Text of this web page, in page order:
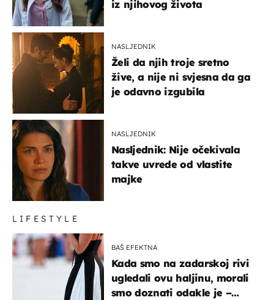
iz njihovog života
NASLJEDNIK
Želi da njih troje sretno
žive, a nije ni svjesna da ga
je odavno izgubila
NASLJEDNIK
Nasljednik: Nije očekivala
takve uvrede od vlastite
majke
LIFESTYLE
BAŠ EFEKTNA
Kada smo na zadarskoj rivi
ugledali ovu haljinu, morali
smo doznati odakle je –